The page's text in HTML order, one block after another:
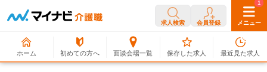
求人検索 会員登録 メニュー
ホーム 初めての方へ 面談会場一覧
0
保存した求人
1
最近見た求人